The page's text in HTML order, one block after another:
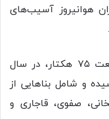
هوانیروز آسیب‌های
وی گفت: مجموعه تخت فولاد با وسعت ۷۵ هکتار، در سال
و شامل بناهایی از
صفوی، قاجاری و